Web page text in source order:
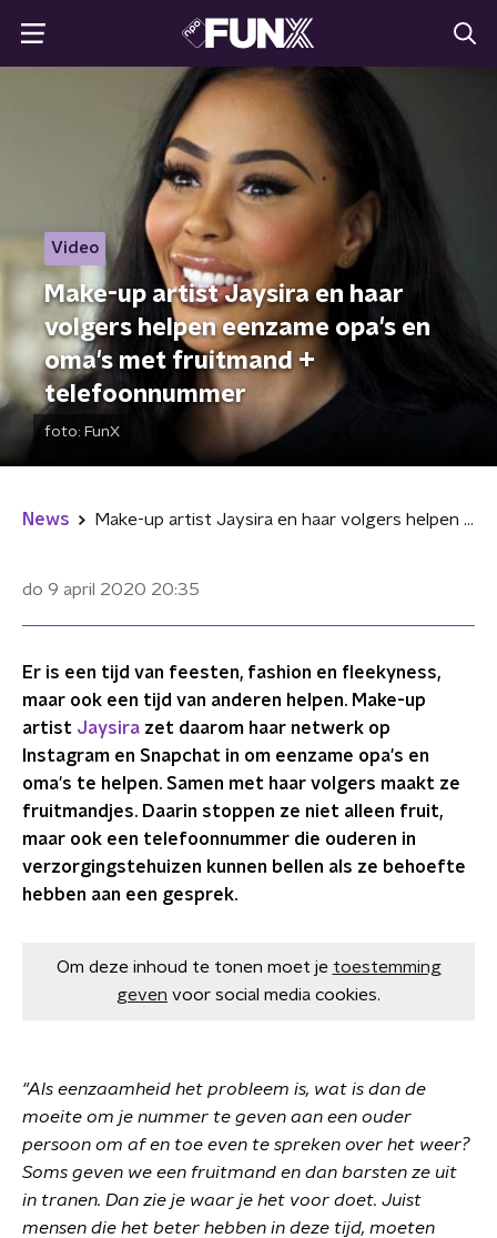
Video
Make-up artist Jaysira en haar
volgers helpen eenzame opa's en
oma's met fruitmand +
telefoonnummer
foto: FunX
News Make-up artist Jaysira en haar volgers helpen eenzame opa's en oma's met fruitmand + telefoonnummer
do 9 april 2020 20:35
Er is een tijd van feesten, fashion en fleekyness,
maar ook een tijd van anderen helpen. Make-up
artist Jaysira zet daarom haar netwerk op
Instagram en Snapchat in om eenzame opa's en
oma's te helpen. Samen met haar volgers maakt ze
fruitmandjes. Daarin stoppen ze niet alleen fruit,
maar ook een telefoonnummer die ouderen in
verzorgingstehuizen kunnen bellen als ze behoefte
hebben aan een gesprek.
Om deze inhoud te tonen moet je toestemming
geven voor social media cookies.
"Als eenzaamheid het probleem is, wat is dan de
moeite om je nummer te geven aan een ouder
persoon om af en toe even te spreken over het weer?
Soms geven we een fruitmand en dan barsten ze uit
in tranen. Dan zie je waar je het voor doet. Juist
mensen die het beter hebben in deze tijd, moeten